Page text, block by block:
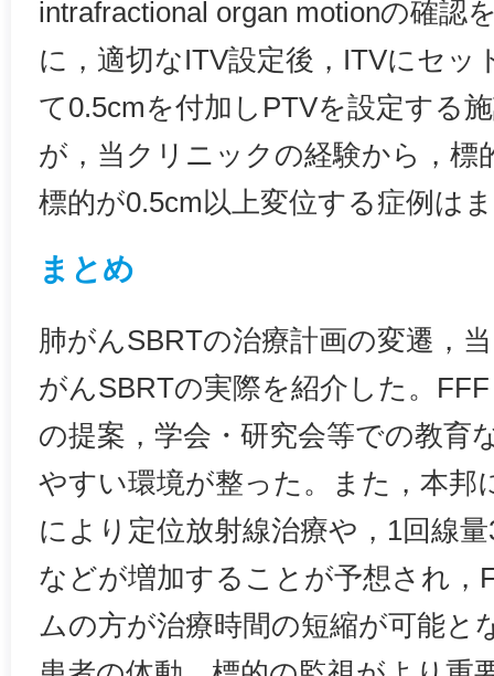
intrafractional organ motionの確認
に，適切なITV設定後，ITVにセッ
て0.5cmを付加しPTVを設定する
が，当クリニックの経験から，標
標的が0.5cm以上変位する症例は
まとめ
肺がんSBRTの治療計画の変遷，
がんSBRTの実際を紹介した。
の提案，学会・研究会等での教育
やすい環境が整った。また，本邦
により定位放射線治療や，1回線
などが増加することが予想され，
ムの方が治療時間の短縮が可能と